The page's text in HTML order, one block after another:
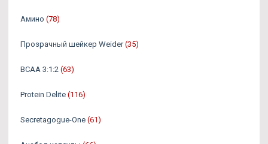
Амино (78)
Прозрачный шейкер Weider (35)
BCAA 3:1:2 (63)
Protein Delite (116)
Secretagogue-One (61)